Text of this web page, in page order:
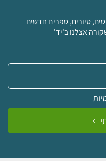
סיורים, ספרים חדשים
אצלנו ב'יד'